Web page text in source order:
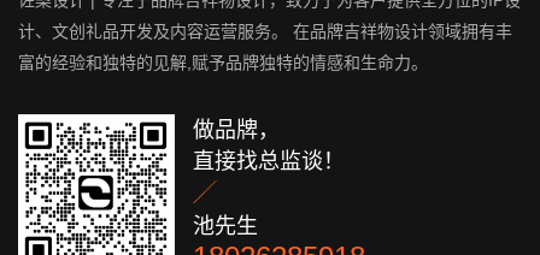
计、文创礼品开发及内容运营服务。 在品牌吉祥物设计领域拥有丰
富的经验和独特的见解,赋予品牌独特的情感和生命力。
做品牌，
直接找总监谈！

池先生